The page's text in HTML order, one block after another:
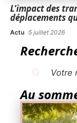
L’impact des
déplacements
Actu 5 juillet 2026
Au